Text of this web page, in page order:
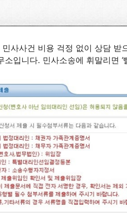
민사사건 비용 걱정 없이 상담
소입니다. 민사소송에 휘말리면